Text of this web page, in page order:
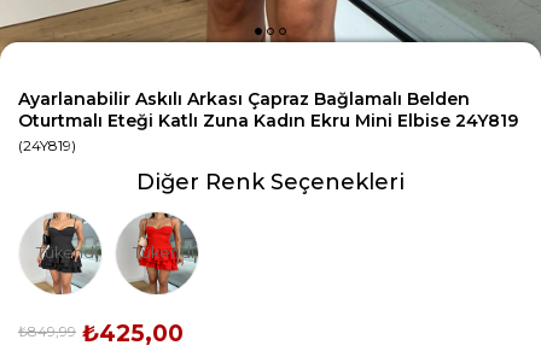
Ayarlanabilir Askılı Arkası Çapraz Bağlamalı Belden
Oturtmalı Eteği Katlı Zuna Kadın Ekru Mini Elbise 24Y819
(24Y819)
Diğer Renk Seçenekleri
Tükendi Tükendi
₺849,99 ₺425,00